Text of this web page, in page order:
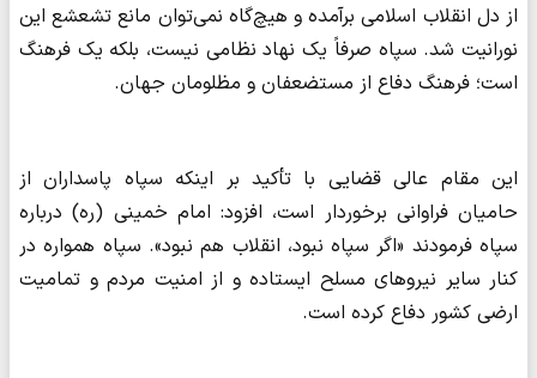
از دل انقلاب اسلامی برآمده و هیچ‌گاه نمی‌توان مانع تشعشع این
نورانیت شد. سپاه صرفاً یک نهاد نظامی نیست، بلکه یک فرهنگ
است؛ فرهنگ دفاع از مستضعفان و مظلومان جهان.
این مقام عالی قضایی با تأکید بر اینکه سپاه پاسداران از
حامیان فراوانی برخوردار است، افزود: امام خمینی (ره) درباره
سپاه فرمودند «اگر سپاه نبود، انقلاب هم نبود». سپاه همواره در
کنار سایر نیروهای مسلح ایستاده و از امنیت مردم و تمامیت
ارضی کشور دفاع کرده است.